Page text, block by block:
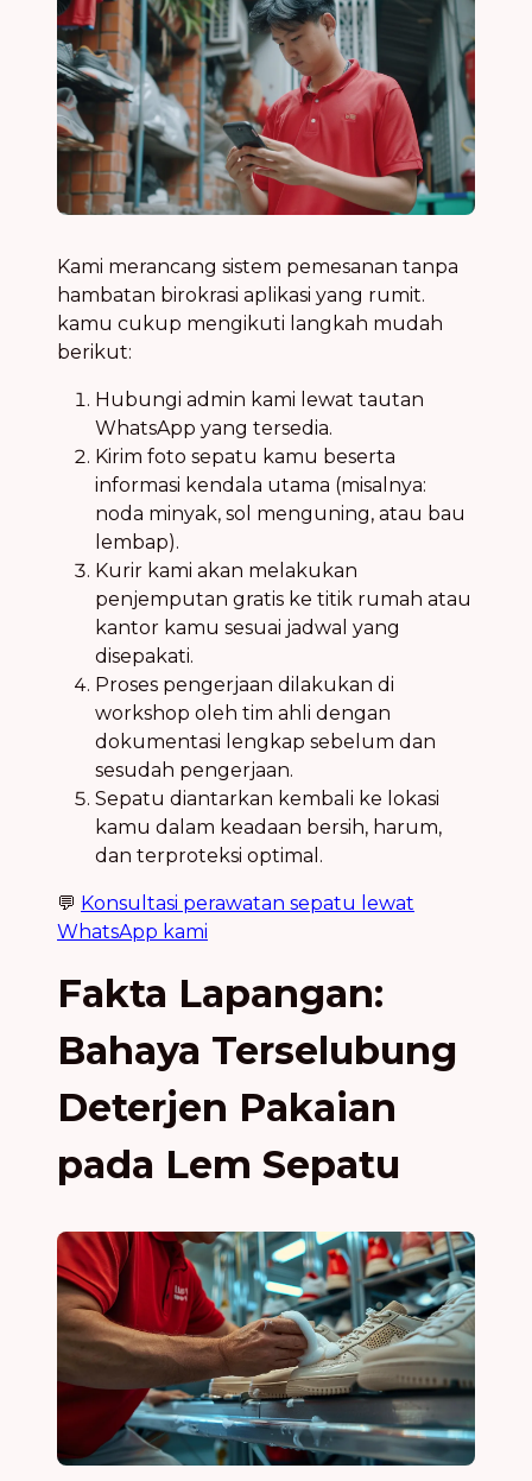
Kami merancang sistem pemesanan tanpa
hambatan birokrasi aplikasi yang rumit.
kamu cukup mengikuti langkah mudah
berikut:
Hubungi admin kami lewat tautan
WhatsApp yang tersedia.
Kirim foto sepatu kamu beserta
informasi kendala utama (misalnya:
noda minyak, sol menguning, atau bau
lembap).
Kurir kami akan melakukan
penjemputan gratis ke titik rumah atau
kantor kamu sesuai jadwal yang
disepakati.
Proses pengerjaan dilakukan di
workshop oleh tim ahli dengan
dokumentasi lengkap sebelum dan
sesudah pengerjaan.
Sepatu diantarkan kembali ke lokasi
kamu dalam keadaan bersih, harum,
dan terproteksi optimal.
💬 Konsultasi perawatan sepatu lewat
WhatsApp kami
Fakta Lapangan:
Bahaya Terselubung
Deterjen Pakaian
pada Lem Sepatu